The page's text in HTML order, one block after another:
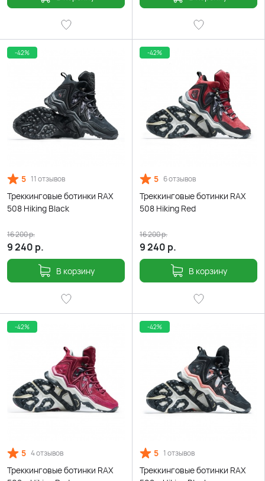
-42%
5 11 отзывов
Треккинговые ботинки RAX
508 Hiking Black
9 240 р.
16 200р.
В корзину
-42%
5 6 отзывов
Треккинговые ботинки RAX
508 Hiking Red
9 240 р.
16 200р.
В корзину
-42%
5 4 отзывов
Треккинговые ботинки RAX
-42%
5 1 отзывов
Треккинговые ботинки RAX